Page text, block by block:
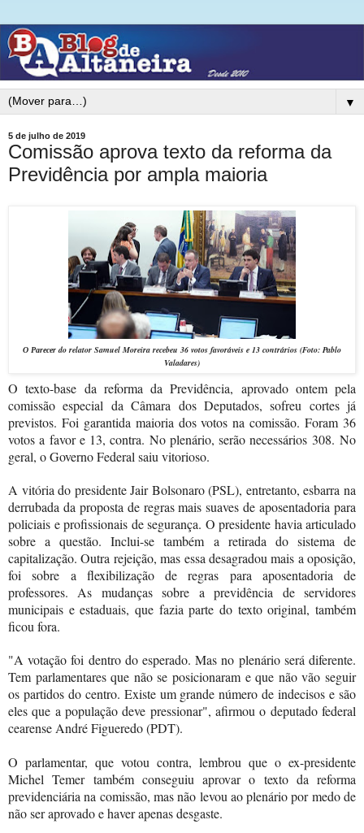
▼
5 de julho de 2019
Comissão aprova texto da reforma da
Previdência por ampla maioria
O Parecerdo relator Samuel Moreira recebeu 36 votos favoráveis e 13 contrários (Foto: Pablo
Valadares)
O texto-base da reforma da Previdência, aprovado ontem pela
comissão especial da Câmara dos Deputados, sofreu cortes já
previstos. Foi garantida maioria dos votos na comissão. Foram 36
votos a favor e 13, contra. No plenário, serão necessários 308. No
geral, o Governo Federal saiu vitorioso.
A vitória do presidente Jair Bolsonaro (PSL), entretanto, esbarra na
derrubada da proposta de regras mais suaves de aposentadoria para
policiais e profissionais de segurança. O presidente havia articulado
sobre a questão. Inclui-se também a retirada do sistema de
capitalização. Outra rejeição, mas essa desagradou mais a oposição,
foi sobre a flexibilização de regras para aposentadoria de
professores. As mudanças sobre a previdência de servidores
municipais e estaduais, que fazia parte do texto original, também
ficou fora.
"A votação foi dentro do esperado. Mas no plenário será diferente.
Tem parlamentares que não se posicionaram e que não vão seguir
os partidos do centro. Existe um grande número de indecisos e são
eles que a população deve pressionar", afirmou o deputado federal
cearense André Figueredo (PDT).
O parlamentar, que votou contra, lembrou que o ex-presidente
Michel Temer também conseguiu aprovar o texto da reforma
previdenciária na comissão, mas não levou ao plenário por medo de
não ser aprovado e haver apenas desgaste.